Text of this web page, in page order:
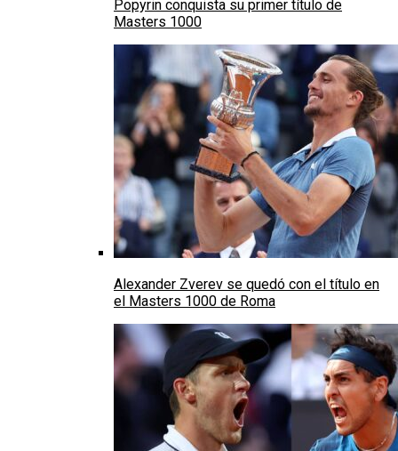
Popyrin conquista su primer título de
Masters 1000
Alexander Zverev se quedó con el título en
el Masters 1000 de Roma